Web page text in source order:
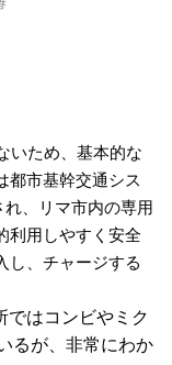
ため、 基本的な
都市基幹交通シス
れ、リマ市内の専用
利用しやすく安全
し、チャージする
はコンビやミク
るが、非常にわか